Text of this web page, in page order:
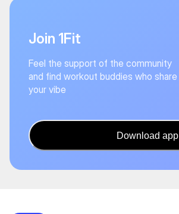
Join 1Fit
Feel the support of the community
and find workout buddies who share
your vibe
Download app